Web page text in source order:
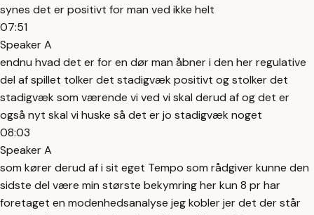
synes det er positivt for man ved ikke helt
07:51
Speaker A
endnu hvad det er for en dør man åbner i den her regulative
del af spillet tolker det stadigvæk positivt og stolker det
stadigvæk som værende vi ved vi skal derud af og det er
også nyt skal vi huske så det er jo stadigvæk noget
08:03
Speaker A
som kører derud af i sit eget Tempo som rådgiver kunne den
sidste del være min største bekymring her kun 8 pr har
foretaget en modenhedsanalyse jeg kobler jer det der står